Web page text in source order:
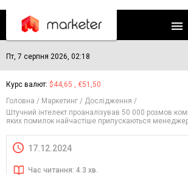
Пт, 7 серпня 2026, 02:18
Курс валют: $44,65 , €51,50
Головна
Маркетинг
Дослідження
Штучний інтелект проаналізував 50 000 розмов
яких помилок найчастіше припускаються
17.12.2024
Час читання: 4.3 хв.